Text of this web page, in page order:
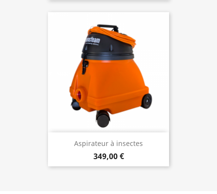
Aspirateur à insectes
349,00 €